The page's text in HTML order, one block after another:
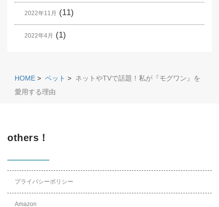
2022年11月 (11)
2022年4月 (1)
HOME > ペット > ネットやTVで話題！私が『モグワン』を
愛用する理由
others！
プライバシーポリシー
Amazon